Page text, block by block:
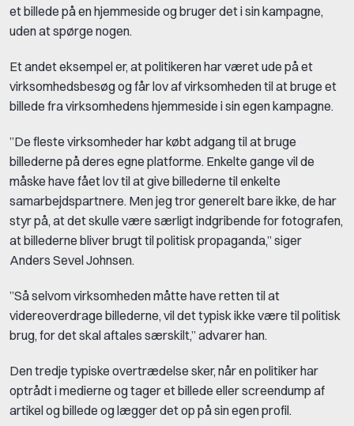
et billede på en hjemmeside og bruger det i sin kampagne,
uden at spørge nogen.
Et andet eksempel er, at politikeren har været ude på et
virksomhedsbesøg og får lov af virksomheden til at bruge et
billede fra virksomhedens hjemmeside i sin egen kampagne.
”De fleste virksomheder har købt adgang til at bruge
billederne på deres egne platforme. Enkelte gange vil de
måske have fået lov til at give billederne til enkelte
samarbejdspartnere. Men jeg tror generelt bare ikke, de har
styr på, at det skulle være særligt indgribende for fotografen,
at billederne bliver brugt til politisk propaganda,” siger
Anders Sevel Johnsen.
”Så selvom virksomheden måtte have retten til at
videreoverdrage billederne, vil det typisk ikke være til politisk
brug, for det skal aftales særskilt,” advarer han.
Den tredje typiske overtrædelse sker, når en politiker har
optrådt i medierne og tager et billede eller screendump af
artikel og billede og lægger det op på sin egen profil.